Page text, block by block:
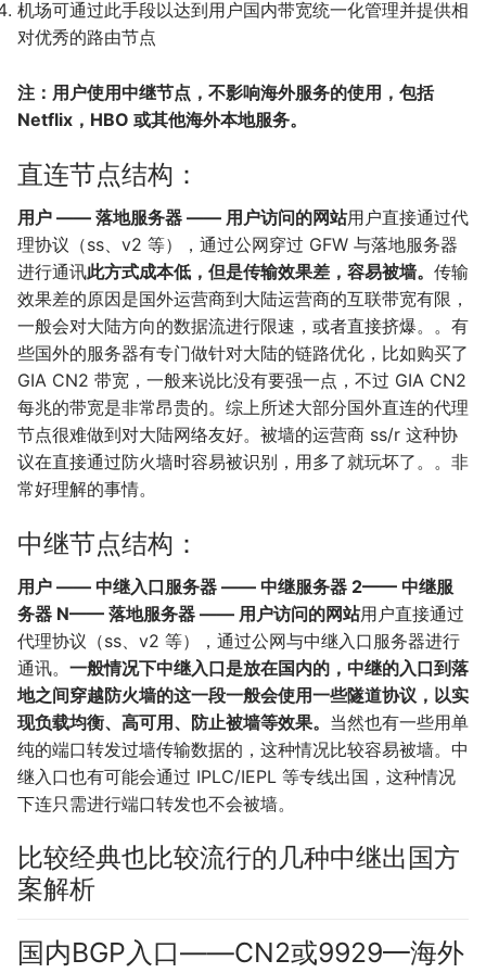
机场可通过此手段以达到用户国内带宽统一化管理并提供相
对优秀的路由节点
注：用户使用中继节点，不影响海外服务的使用，包括
Netflix，HBO 或其他海外本地服务。
直连节点结构：
用户 —— 落地服务器 —— 用户访问的网站用户直接通过代
理协议（ss、v2 等），通过公网穿过 GFW 与落地服务器
进行通讯此方式成本低，但是传输效果差，容易被墙。 传输
效果差的原因是国外运营商到大陆运营商的互联带宽有限，
一般会对大陆方向的数据流进行限速，或者直接挤爆。。有
些国外的服务器有专门做针对大陆的链路优化，比如购买了
GIA CN2 带宽，一般来说比没有要强一点，不过 GIA CN2
每兆的带宽是非常昂贵的。综上所述大部分国外直连的代理
节点很难做到对大陆网络友好。被墙的运营商 ss/​r 这种协
议在直接通过防火墙时容易被识别，用多了就玩坏了。。非
常好理解的事情。
中继节点结构：
用户 —— 中继入口服务器 —— 中继服务器 2—— 中继服
务器 N—— 落地服务器 —— 用户访问的网站用户直接通过
代理协议（ss、v2 等），通过公网与中继入口服务器进行
通讯。 一般情况下中继入口是放在国内的，中继的入口到落
地之间穿越防火墙的这一段一般会使用一些隧道协议，以实
现负载均衡、高可用、防止被墙等效果。 当然也有一些用单
纯的端口转发过墙传输数据的，这种情况比较容易被墙。中
继入口也有可能会通过 IPLC/​IEPL 等专线出国，这种情况
下连只需进行端口转发也不会被墙。
比较经典也比较流行的几种中继出国方
案解析
国内BGP入口——CN2或9929—海外